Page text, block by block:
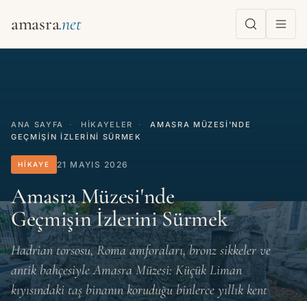
amasra
ANA SAYFA · HIKAYELER ·
AMASRA MÜZESI'NDE
GEÇMIŞIN İZLERINI SÜRMEK
HIKAYE 21 MAYIS 2026
Amasra Müzesi'nde
Geçmişin İzlerini Sürmek
Hadrian torsosu, Roma amforaları, bronz sikkeler ve
antik bahçesiyle Amasra Müzesi: Küçük Liman
kıyısındaki taş binanın koruduğu binlerce yıllık kent